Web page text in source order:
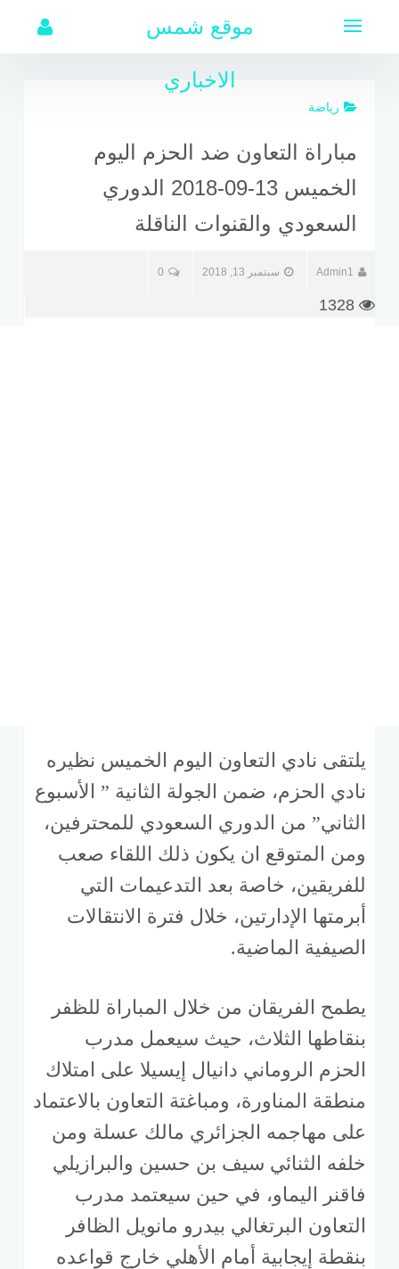
موقع شمس
الاخباري
رياضة
مباراة التعاون ضد الحزم اليوم
الخميس 13-09-2018 الدوري
السعودي والقنوات الناقلة
Admin1 سبتمبر 13, 2018 0
1328
يلتقى نادي التعاون اليوم الخميس نظيره
نادي الحزم، ضمن الجولة الثانية ” الأسبوع
الثاني” من الدوري السعودي للمحترفين،
ومن المتوقع ان يكون ذلك اللقاء صعب
للفريقين، خاصة بعد التدعيمات التي
أبرمتها الإدارتين، خلال فترة الانتقالات
الصيفية الماضية.
يطمح الفريقان من خلال المباراة للظفر
بنقاطها الثلاث، حيث سيعمل مدرب
الحزم الروماني دانيال إيسيلا على امتلاك
منطقة المناورة، ومباغتة التعاون بالاعتماد
على مهاجمه الجزائري مالك عسلة ومن
خلفه الثنائي سيف بن حسين والبرازيلي
فاقنر اليماو، في حين سيعتمد مدرب
التعاون البرتغالي بيدرو مانويل الظافر
بنقطة إيجابية أمام الأهلي خارج قواعده